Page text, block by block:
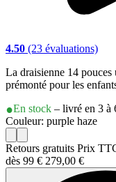
4.50 (23 évaluations)
La draisienne 14 pouces
prémonté pour les
En stock – livré en 3 à
Couleur: purple haze
Retours gratuits Prix
dès 99 € 279,00 €